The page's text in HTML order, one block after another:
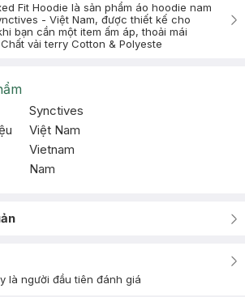
Fit Hoodie là sản phẩm áo hoodie nam
- Việt Nam, được thiết kế cho
bạn cần một item ấm áp, thoải mái
vải terry Cotton & Polyeste
Synctives
Việt Nam
Vietnam
Nam
là người đầu tiên đánh giá